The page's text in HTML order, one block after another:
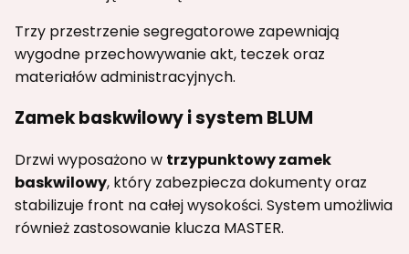
Trzy przestrzenie segregatorowe zapewniają
wygodne przechowywanie akt, teczek oraz
materiałów administracyjnych.
Zamek baskwilowy i system BLUM
Drzwi wyposażono w trzypunktowy zamek
baskwilowy, który zabezpiecza dokumenty oraz
stabilizuje front na całej wysokości. System umożliwia
również zastosowanie klucza MASTER.